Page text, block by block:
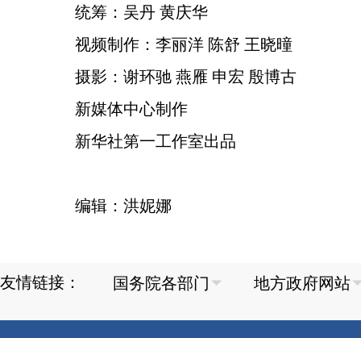
统筹：吴丹 黄庆华
视频制作：李丽洋 陈舒 王晓曈
摄影：谢环驰 燕雁 申宏 殷博古
新媒体中心制作
新华社第一工作室出品
编辑：洪妮娜
友情链接：